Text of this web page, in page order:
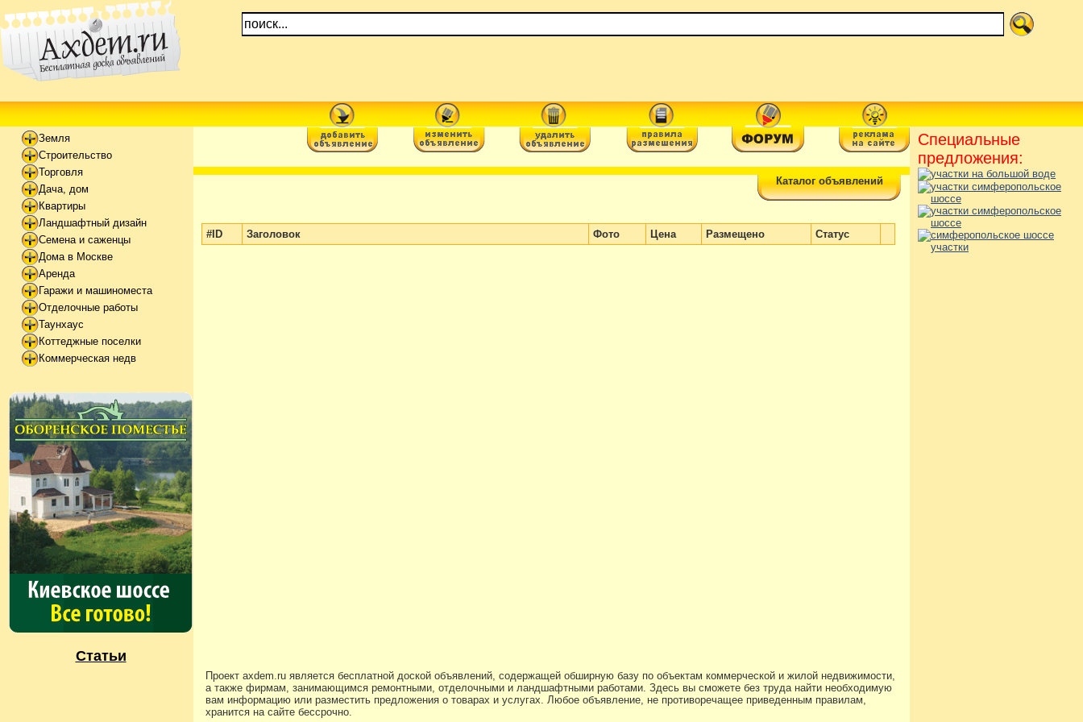
Земля
Строительство
Торговля
Дача, дом
Квартиры
Ландшафтный дизайн
Семена и саженцы
Дома в Москве
Аренда
Гаражи и машиноместа
Отделочные работы
Таунхаус
Коттеджные поселки
Коммерческая недв
Статьи
Каталог объявлений
#ID Заголовок Фото Цена Размещено Статус
Специальные
предложения:
Проект axdem.ru является бесплатной доской объявлений, содержащей обширную базу по объектам коммерческой и жилой недвижимости,
а также фирмам, занимающимся ремонтными, отделочными и ландшафтными работами. Здесь вы сможете без труда найти необходимую
вам информацию или разместить предложения о товарах и услугах. Любое объявление, не противоречащее приведенным правилам,
хранится на сайте бессрочно.